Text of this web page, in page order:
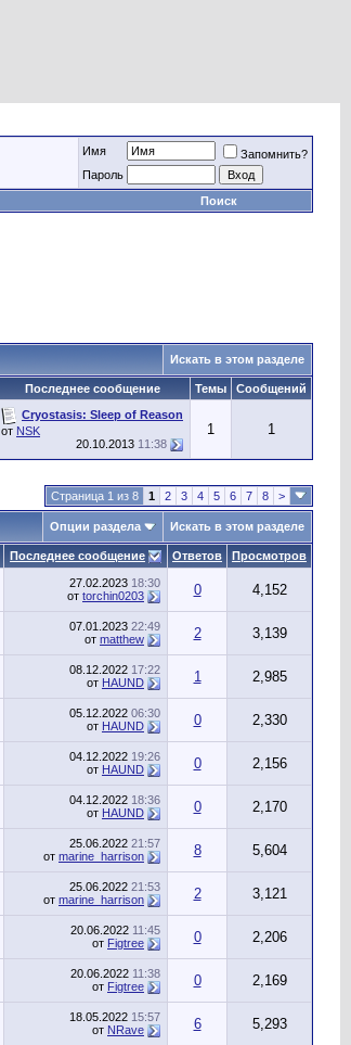
Имя
Запомнить?
Пароль
Поиск
Искать в этом разделе
Последнее сообщение Темы Сообщений
Cryostasis: Sleep of Reason
от NSK
20.10.2013 11:38
1 1
Страница 1 из 8 1 2 3 4 5 6 7 8 >
Опции раздела Искать в этом разделе
Последнее сообщение Ответов Просмотров
27.02.2023 18:30
от torchin0203 0 4,152
07.01.2023 22:49
от matthew 2 3,139
08.12.2022 17:22
от HAUND 1 2,985
05.12.2022 06:30
от HAUND 0 2,330
04.12.2022 19:26
от HAUND 0 2,156
04.12.2022 18:36
от HAUND 0 2,170
25.06.2022 21:57
от marine_harrison 8 5,604
25.06.2022 21:53
от marine_harrison 2 3,121
20.06.2022 11:45
от Figtree 0 2,206
20.06.2022 11:38
от Figtree 0 2,169
18.05.2022 15:57
от NRave 6 5,293